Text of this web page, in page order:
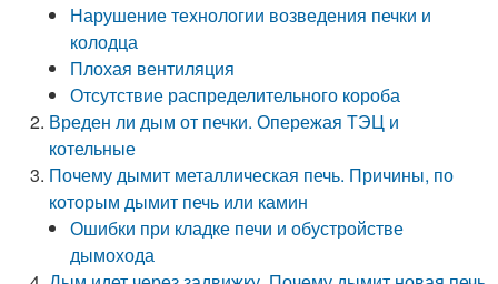
Нарушение технологии возведения печки и
колодца
Плохая вентиляция
Отсутствие распределительного короба
Вреден ли дым от печки. Опережая ТЭЦ и
котельные
Почему дымит металлическая печь. Причины, по
которым дымит печь или камин
Ошибки при кладке печи и обустройстве
дымохода